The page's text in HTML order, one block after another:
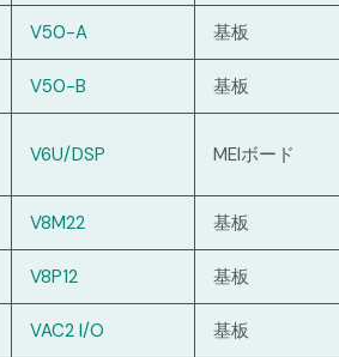
V50-A 基板
V50-B 基板
V6U/DSP MEIボード
V8M22 基板
V8P12 基板
VAC2 I/O 基板